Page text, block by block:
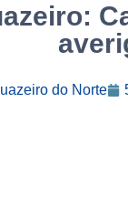
do Norte